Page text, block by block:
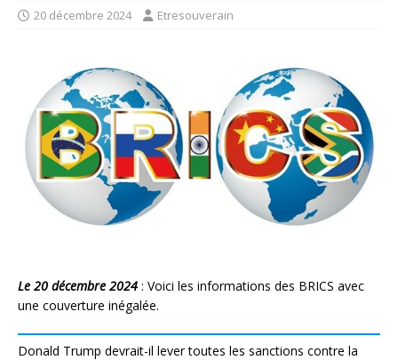
20 décembre 2024 Etresouverain
Le 20 décembre 2024 : Voici les informations des BRICS avec
une couverture inégalée.
Donald Trump devrait-il lever toutes les sanctions contre la